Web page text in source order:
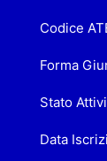
Codice
Forma
Stato
Data